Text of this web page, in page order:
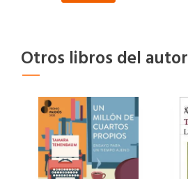
Otros libros del autor